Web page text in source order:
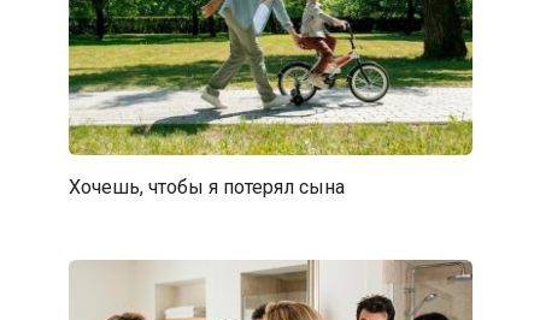
Хочешь, чтобы я потерял сына